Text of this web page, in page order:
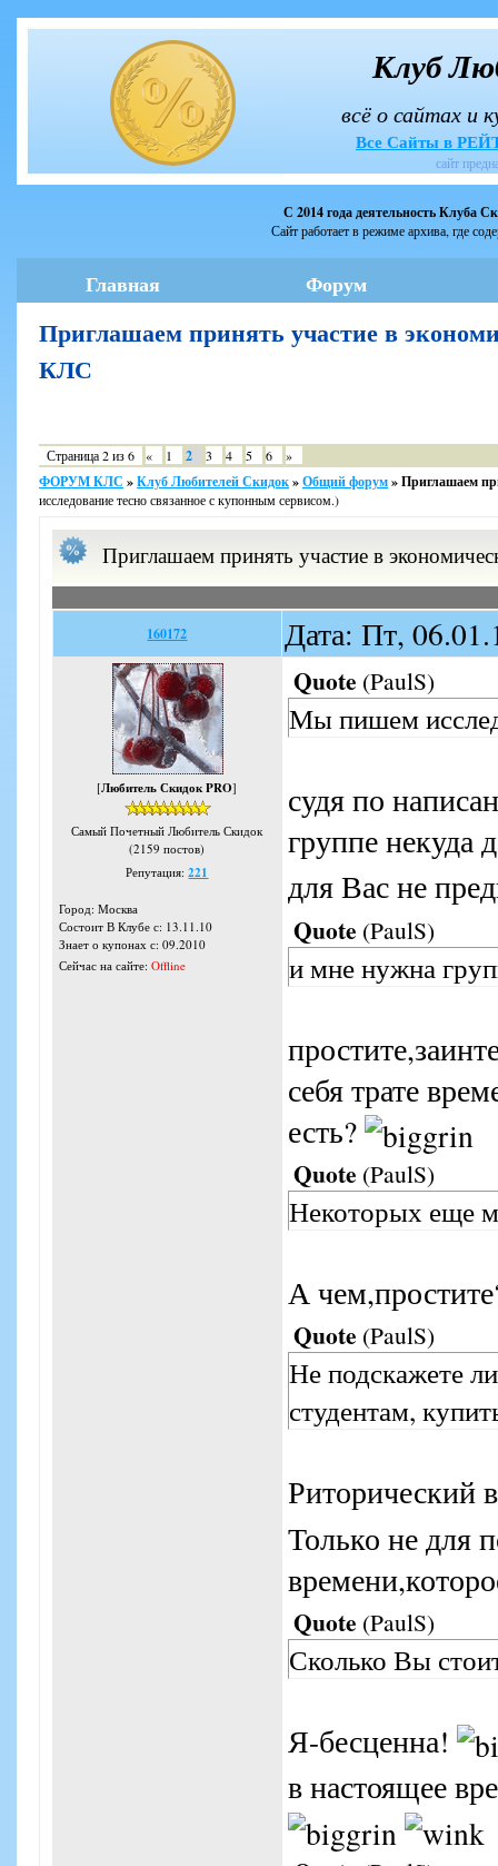
Клуб
всё о сайтах и
Все Сайты в
сайт
С 2014 года деятельность Клуба
Сайт работает в режиме архива, где
Главная Форум
Приглашаем принять участие в
КЛС
Страница2из6 « 1 2 3 4 5 6 »
ФОРУМ КЛС »Клуб Любителей Скидок»Общий форум»Приглашаем
исследование тесно связанное с купонным сервисом.)
Приглашаем принять участие в
160172 Дата: Пт,
[Любитель Скидок PRO]
Самый Почетный Любитель Скидок
(2159 постов)
Репутация:221
Город: Москва
Состоит В Клубе с: 13.11.10
Знает о купонах с: 09.2010
Сейчас на сайте: Offline
Quote (PaulS)
Мы пишем
судя по
группе некуда
для Вас не
Quote (PaulS)
и мне нужна
себя трате
есть?
Quote (PaulS)
Некоторых еще
А
Quote (PaulS)
Не подскажете
студентам,
Риторический
Только не для
Quote (PaulS)
Сколько Вы
Я-бесценна!
в настоящее